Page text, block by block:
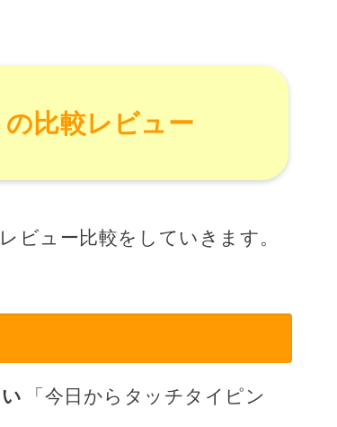
比較レビュー
ビュー比較をしていきます。
「今日からタッチタイピン